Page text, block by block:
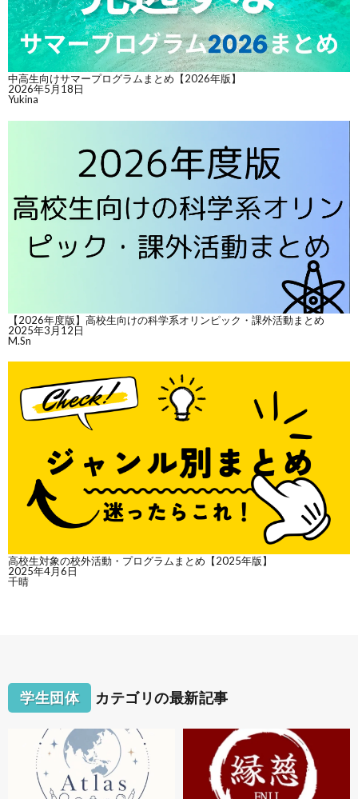
中高生向けサマープログラムまとめ【2026年版】
2026年5月18日
Yukina
【2026年度版】高校生向けの科学系オリンピック・課外活動まとめ
2025年3月12日
M.Sn
高校生対象の校外活動・プログラムまとめ【2025年版】
2025年4月6日
千晴
学生団体 カテゴリの最新記事